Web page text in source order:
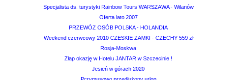
Specjalista ds. turystyki Rainbow Tours WARSZAWA - Wilanów
Oferta lato 2007
PRZEWÓZ OSÓB POLSKA - HOLANDIA
Weekend czerwcowy 2010 CZESKIE ZAMKI - CZECHY 559 zł
Rosja-Moskwa
Złap okazję w Hotelu JANTAR w Szczecinie !
Jesień w górach 2020